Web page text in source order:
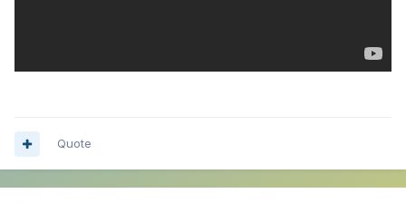
Quote